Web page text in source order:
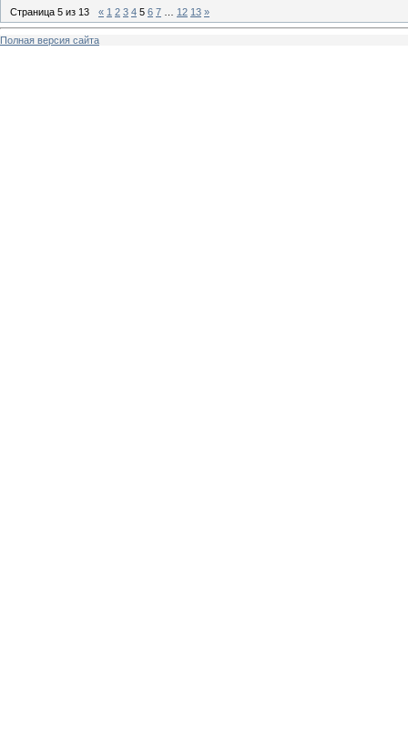
Страница 5 из 13 « 1 2 3 4 5 6 7 12 13 »
Полная версия сайта